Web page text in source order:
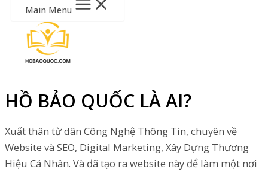
Main Menu
HỒ BẢO QUỐC LÀ AI?
Xuất thân từ dân Công Nghệ Thông Tin, chuyên về
Website và SEO, Digital Marketing, Xây Dựng Thương
Hiệu Cá Nhân. Và đã tạo ra website này để làm một nơi